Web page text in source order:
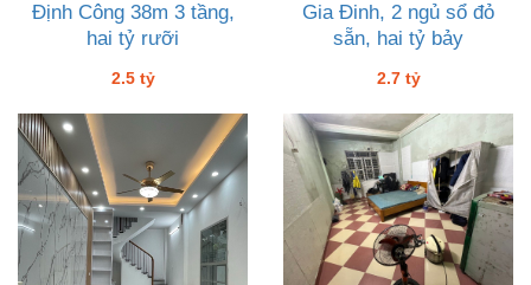
Định Công 38m 3 tầng,
hai tỷ rưỡi
2.5 tỷ
Gia Đinh, 2 ngủ sổ đỏ
sẵn, hai tỷ bảy
2.7 tỷ